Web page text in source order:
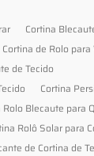
Cortina
Cortina de Rolo para
de Tecido
Cortina
Rolo Blecaute para
Rolô Solar para
de Cortina de